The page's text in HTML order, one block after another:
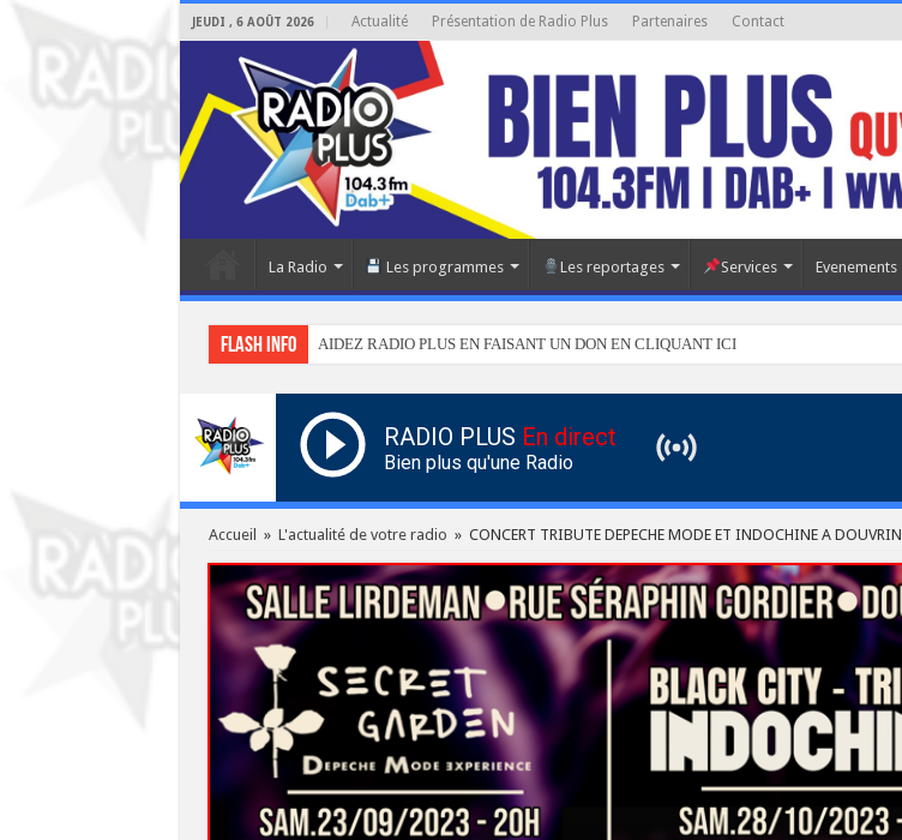
JEUDI , 6 AOÛT 2026 Actualité Présentation de Radio Plus Partenaires Contact
La Radio Les programmes Les reportages Services Evenements
Flash info AIDEZ RADIO PLUS EN FAISANT UN DON EN CLIQUANT ICI
RADIO PLUS En direct
Bien plus qu'une Radio
Accueil » L'actualité de votre radio » CONCERT TRIBUTE DEPECHE MODE ET INDOCHINE A DOUVRIN